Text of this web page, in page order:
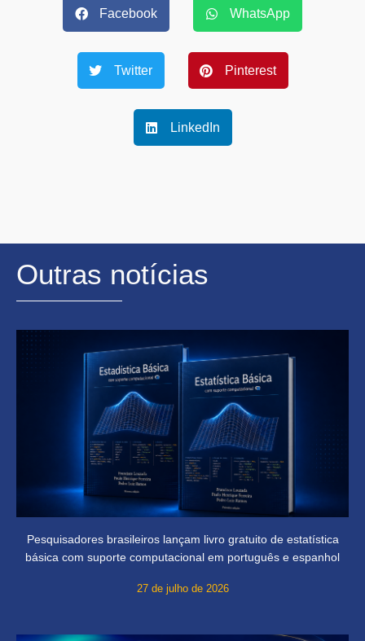
Facebook WhatsApp
Twitter Pinterest
LinkedIn
Outras notícias
Pesquisadores brasileiros lançam livro gratuito de estatística
básica com suporte computacional em português e espanhol
27 de julho de 2026